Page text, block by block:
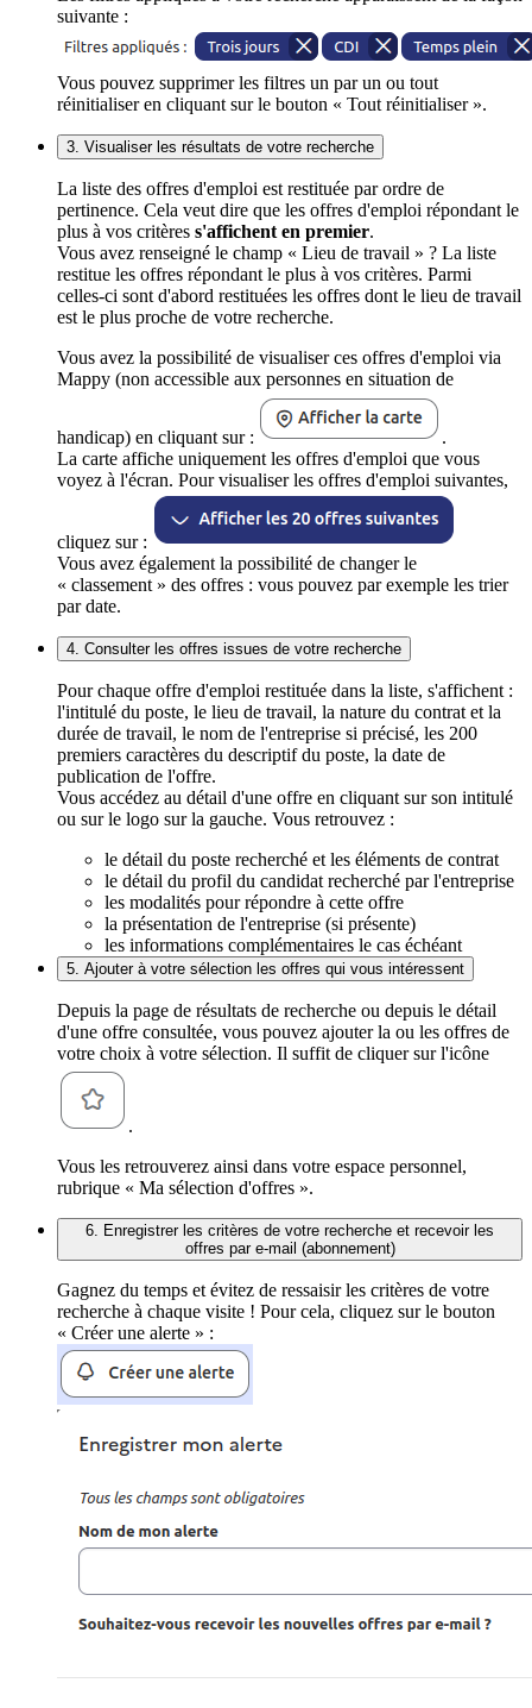
suivante :
Vous pouvez supprimer les filtres un par un ou tout
réinitialiser en cliquant sur le bouton « Tout réinitialiser ».
3. Visualiser les résultats de votre recherche
La liste des offres d'emploi est restituée par ordre de
pertinence. Cela veut dire que les offres d'emploi répondant le
plus à vos critères s'affichent en premier.
Vous avez renseigné le champ « Lieu de travail » ? La liste
restitue les offres répondant le plus à vos critères. Parmi
celles-ci sont d'abord restituées les offres dont le lieu de travail
est le plus proche de votre recherche.
Vous avez la possibilité de visualiser ces offres d'emploi via
Mappy (non accessible aux personnes en situation de
handicap) en cliquant sur :
.
La carte affiche uniquement les offres d'emploi que vous
voyez à l'écran. Pour visualiser les offres d'emploi suivantes,
cliquez sur :
Vous avez également la possibilité de changer le
« classement » des offres : vous pouvez par exemple les trier
par date.
4. Consulter les offres issues de votre recherche
Pour chaque offre d'emploi restituée dans la liste, s'affichent :
l'intitulé du poste, le lieu de travail, la nature du contrat et la
durée de travail, le nom de l'entreprise si précisé, les 200
premiers caractères du descriptif du poste, la date de
publication de l'offre.
Vous accédez au détail d'une offre en cliquant sur son intitulé
ou sur le logo sur la gauche. Vous retrouvez :
le détail du poste recherché et les éléments de contrat
le détail du profil du candidat recherché par l'entreprise
les modalités pour répondre à cette offre
la présentation de l'entreprise (si présente)
les informations complémentaires le cas échéant
5. Ajouter à votre sélection les offres qui vous intéressent
Depuis la page de résultats de recherche ou depuis le détail
d'une offre consultée, vous pouvez ajouter la ou les offres de
votre choix à votre sélection. Il suffit de cliquer sur l'icône
.
Vous les retrouverez ainsi dans votre espace personnel,
rubrique « Ma sélection d'offres ».
6. Enregistrer les critères de votre recherche et recevoir les
offres par e-mail (abonnement)
Gagnez du temps et évitez de ressaisir les critères de votre
recherche à chaque visite ! Pour cela, cliquez sur le bouton
« Créer une alerte » :